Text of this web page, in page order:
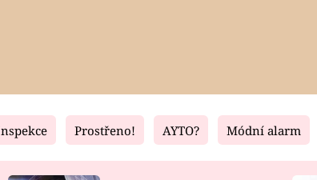
Fresh Living
Prostřeno! AYTO? Módní alarm